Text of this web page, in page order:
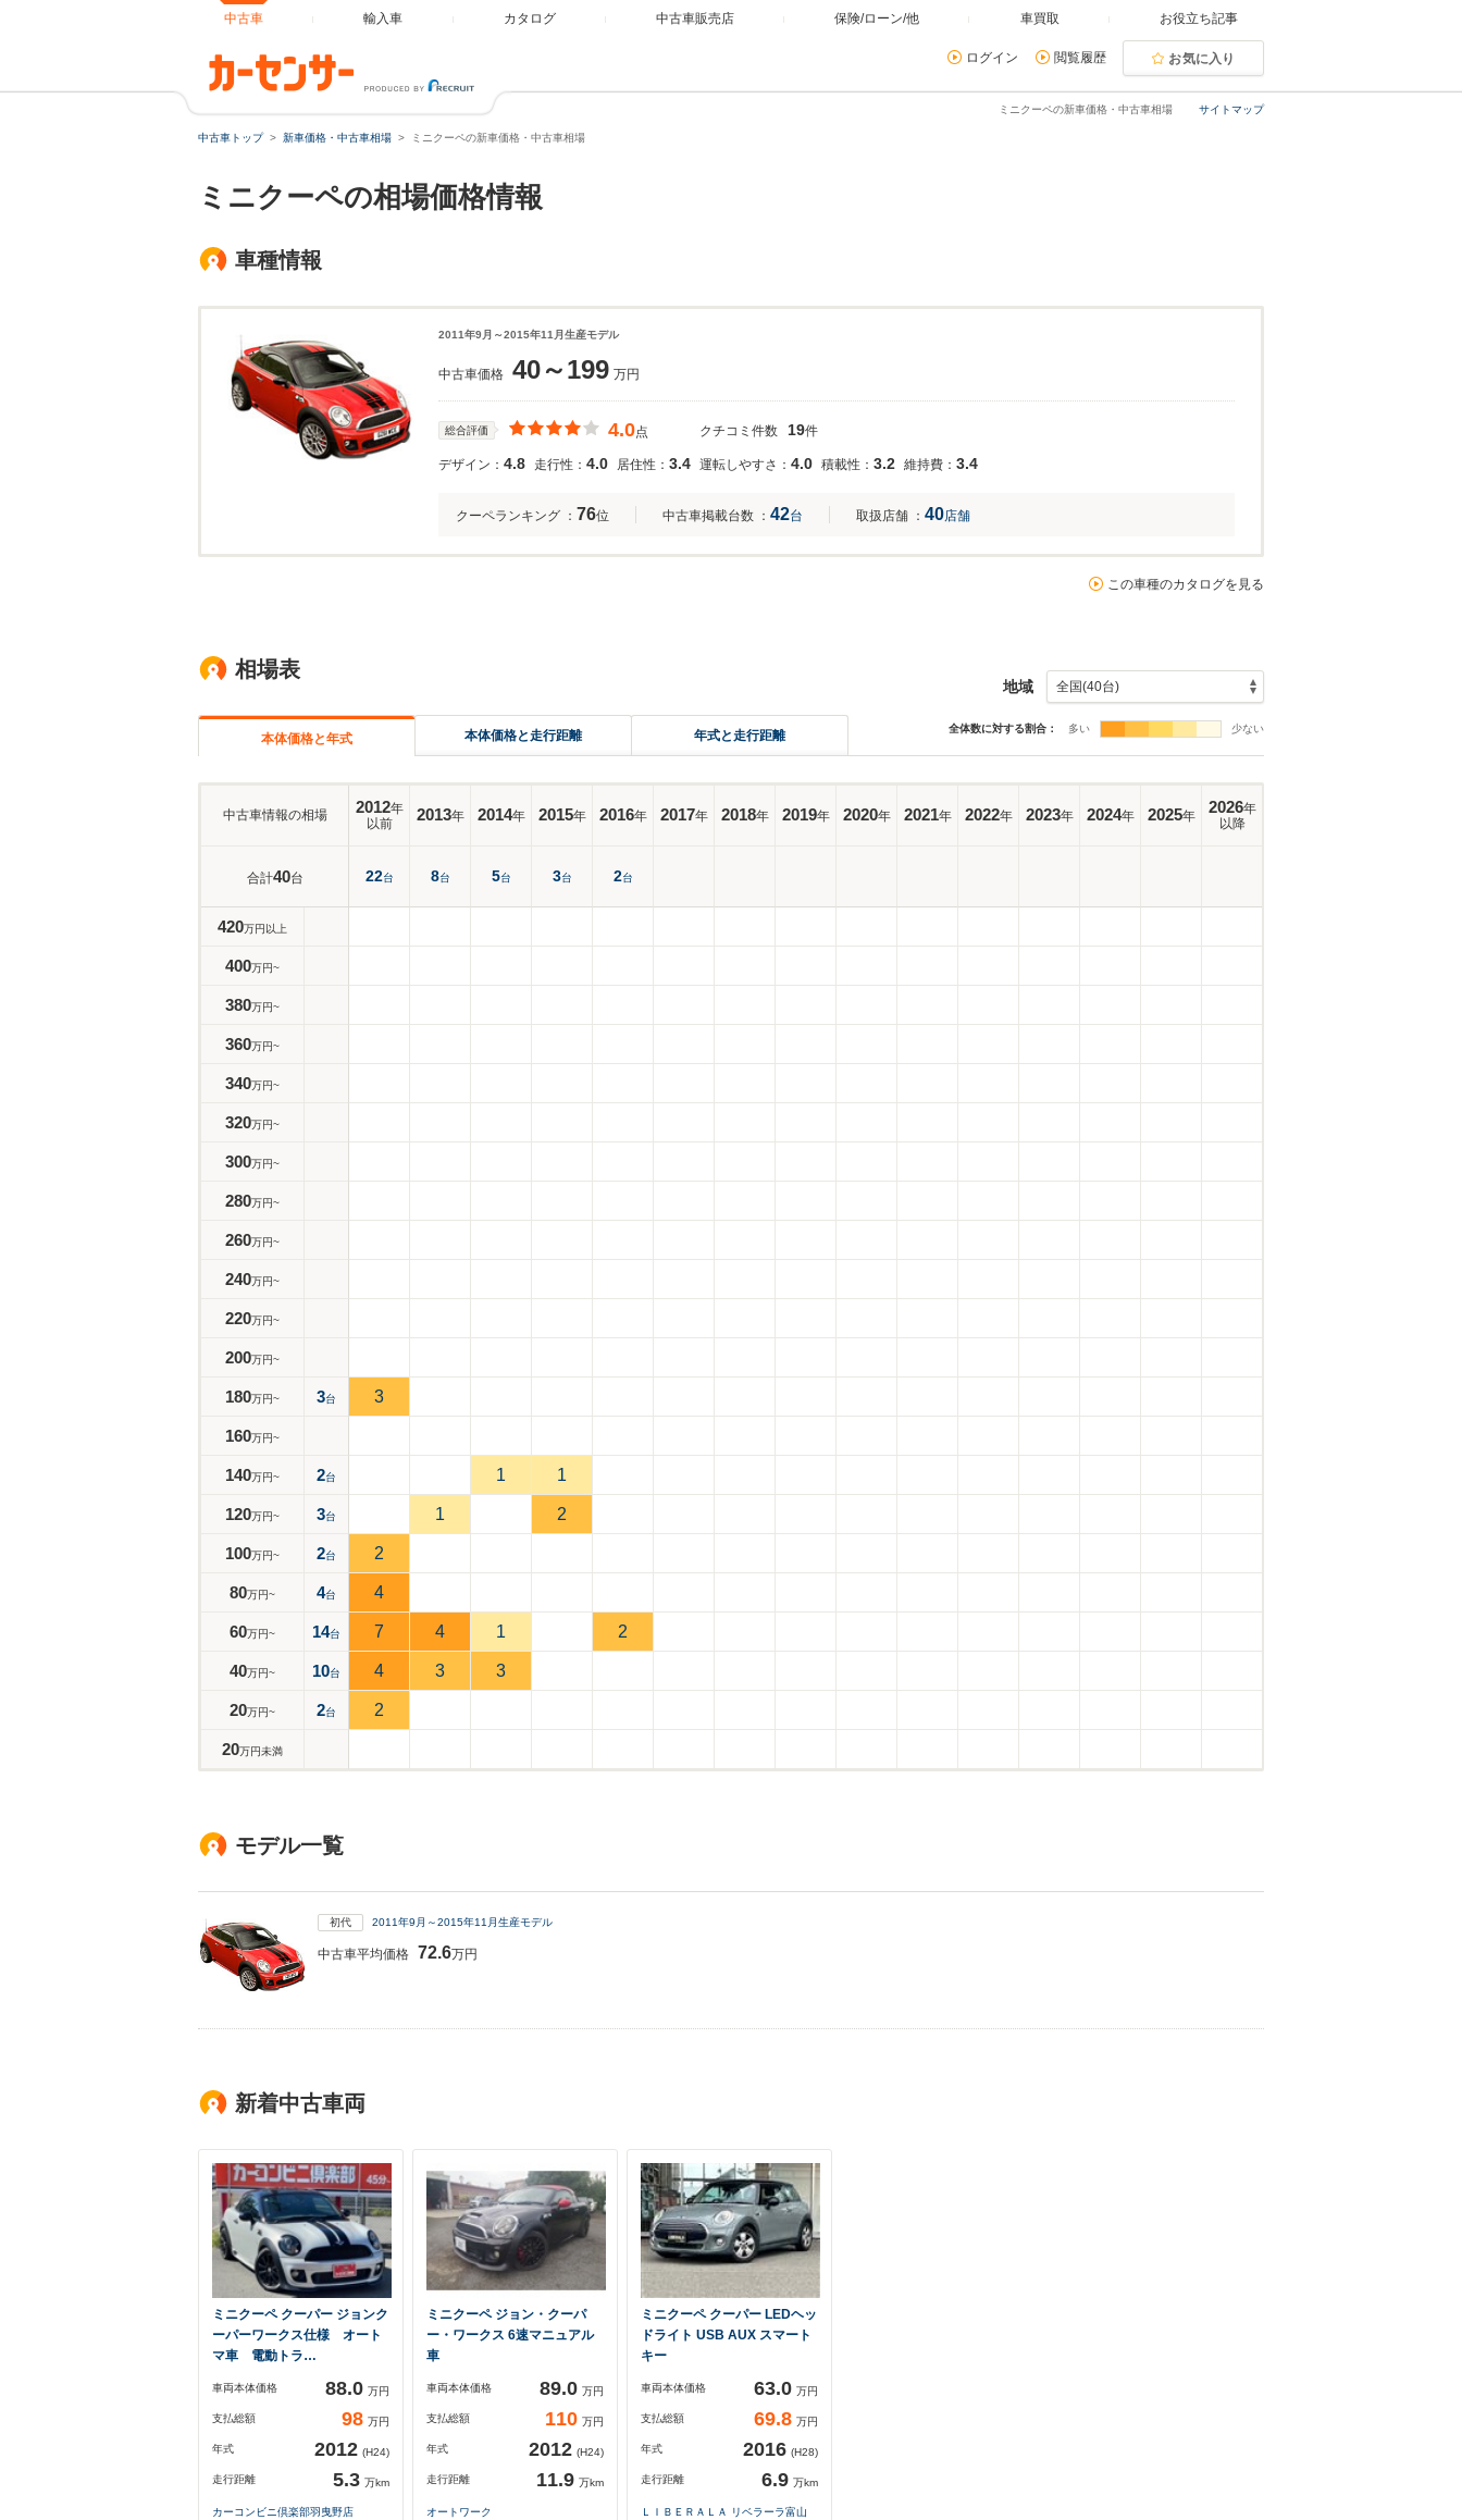
中古車 輸入車 カタログ 中古車販売店 保険/ローン/他 車買取 お役立ち記事
ログイン 閲覧履歴 お気に入り
サイトマップ
ミニクーペの新車価格・中古車相場
中古車トップ 新車価格・中古車相場 ミニクーペの新車価格・中古車相場
ミニクーペの相場価格情報
車種情報
2011年9月～2015年11月生産モデル
中古車価格 40～199 万円
総合評価 4.0点 クチコミ件数 19件
デザイン： 4.8 走行性： 4.0 居住性： 3.4 運転しやすさ： 4.0 積載性： 3.2 維持費： 3.4
クーペランキング ： 76位 中古車掲載台数 ： 42台 取扱店舗 ： 40店舗
この車種のカタログを見る
相場表
本体価格と年式 本体価格と走行距離 年式と走行距離
地域
全体数に対する割合： 多い 少ない
中古車情報の相場 2012年
以前
2013年 2014年 2015年 2016年 2017年 2018年 2019年 2020年 2021年 2022年 2023年 2024年 2025年 2026年
以降
合計40台 22台 8台 5台 3台 2台
420万円以上
400万円~
380万円~
360万円~
340万円~
320万円~
300万円~
280万円~
260万円~
240万円~
220万円~
200万円~
180万円~ 3台 3
160万円~
140万円~ 2台 1 1
120万円~ 3台 1 2
100万円~ 2台 2
80万円~ 4台 4
60万円~ 14台 7 4 1 2
40万円~ 10台 4 3 3
20万円~ 2台 2
20万円未満
モデル一覧
初代 2011年9月～2015年11月生産モデル
中古車平均価格 72.6万円
新着中古車両
ミニクーペ クーパー ジョンク
ーパーワークス仕様 オート
マ車 電動トラ…
車両本体価格 88.0 万円
支払総額 98 万円
年式 2012 (H24)
走行距離 5.3 万km
カーコンビニ倶楽部羽曳野店
ミニクーペ ジョン・クーパ
ー・ワークス 6速マニュアル
車
車両本体価格 89.0 万円
支払総額 110 万円
年式 2012 (H24)
走行距離 11.9 万km
オートワーク
ミニクーペ クーパー LEDヘッ
ドライト USB AUX スマート
キー
車両本体価格 63.0 万円
支払総額 69.8 万円
年式 2016 (H28)
走行距離 6.9 万km
ＬＩＢＥＲＡＬＡ リベラーラ富山